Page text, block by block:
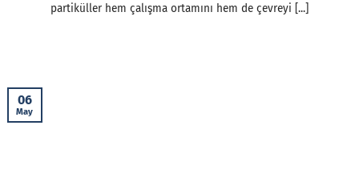
partiküller hem çalışma ortamını hem de çevreyi [...]
06
May